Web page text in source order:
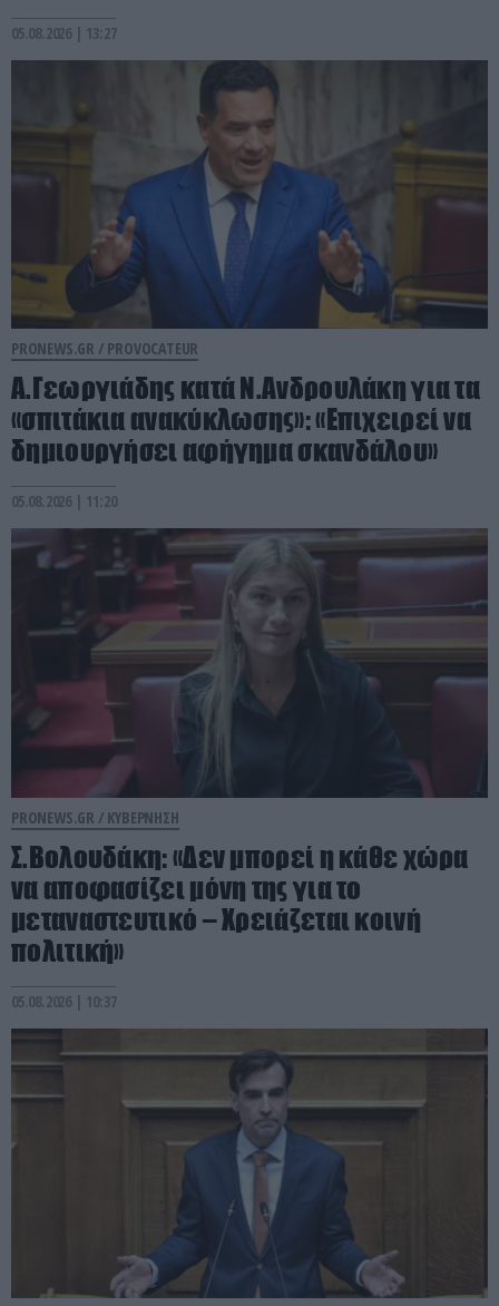
05.08.2026 | 13:27
PRONEWS.GR / PROVOCATEUR
Α.Γεωργιάδης κατά Ν.Ανδρουλάκη για τα
«σπιτάκια ανακύκλωσης»: «Επιχειρεί να
δημιουργήσει αφήγημα σκανδάλου»
05.08.2026 | 11:20
PRONEWS.GR / ΚΥΒΕΡΝΗΣΗ
Σ.Βολουδάκη: «Δεν μπορεί η κάθε χώρα
να αποφασίζει μόνη της για το
μεταναστευτικό – Χρειάζεται κοινή
πολιτική»
05.08.2026 | 10:37